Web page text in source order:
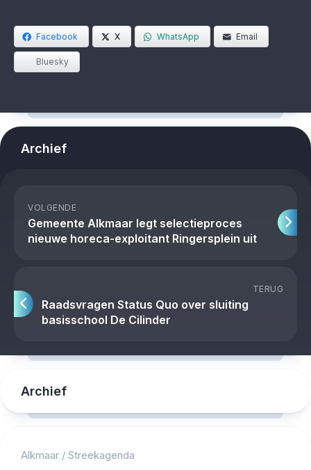
Facebook X WhatsApp Email
Bluesky
Archief
VOLGENDE
Gemeente Alkmaar legt selectieproces
nieuwe horeca-exploitant Ringersplein uit
TERUG
Raadsvragen Status Quo over sluiting
basisschool De Cilinder
Archief
Alkmaar / Streekagenda